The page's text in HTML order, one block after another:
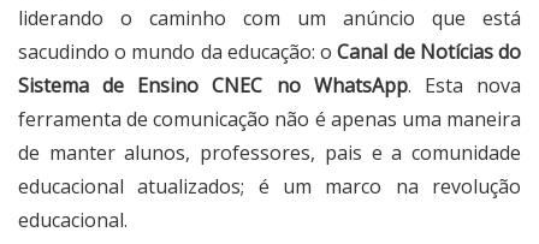
liderando o caminho com um anúncio que está
sacudindo o mundo da educação: oCanal de Notícias do
Sistema de Ensino CNEC no WhatsApp. Esta nova
ferramenta de comunicação não é apenas uma maneira
de manter alunos, professores, pais e a comunidade
educacional atualizados; é um marco na revolução
educacional.